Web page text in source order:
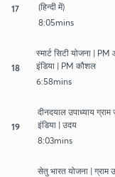
17
(हिन्दी में)
8:05mins
18
स्मार्ट सिटी योजना |
इंडिया | PM कौशल
6:58mins
19
दीनदयाल उपाध्याय
इंडिया | उदय
8:03mins
सेतु भारत योजना | ग्राम